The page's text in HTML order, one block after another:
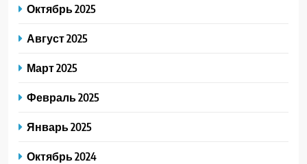
Октябрь 2025
Август 2025
Март 2025
Февраль 2025
Январь 2025
Октябрь 2024